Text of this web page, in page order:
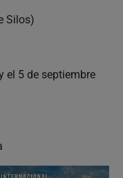
Silos)
el 5 de septiembre